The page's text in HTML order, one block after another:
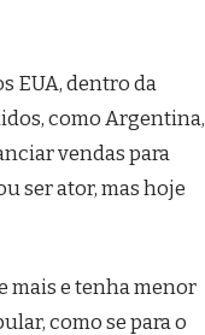
EUA, dentro da
como Argentina,
vendas para
ser ator, mas hoje
mais e tenha menor
como se para o